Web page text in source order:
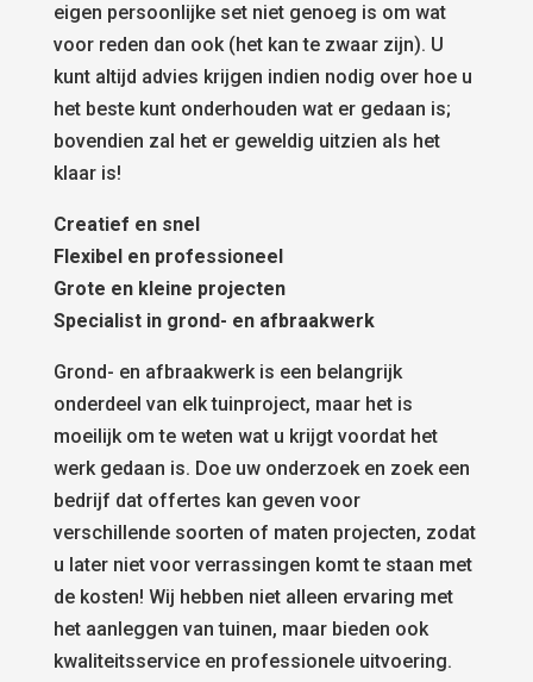
eigen persoonlijke set niet genoeg is om wat
voor reden dan ook (het kan te zwaar zijn). U
kunt altijd advies krijgen indien nodig over hoe u
het beste kunt onderhouden wat er gedaan is;
bovendien zal het er geweldig uitzien als het
klaar is!
Creatief en snel
Flexibel en professioneel
Grote en kleine projecten
Specialist in grond- en afbraakwerk
Grond- en afbraakwerk is een belangrijk
onderdeel van elk tuinproject, maar het is
moeilijk om te weten wat u krijgt voordat het
werk gedaan is. Doe uw onderzoek en zoek een
bedrijf dat offertes kan geven voor
verschillende soorten of maten projecten, zodat
u later niet voor verrassingen komt te staan met
de kosten! Wij hebben niet alleen ervaring met
het aanleggen van tuinen, maar bieden ook
kwaliteitsservice en professionele uitvoering.